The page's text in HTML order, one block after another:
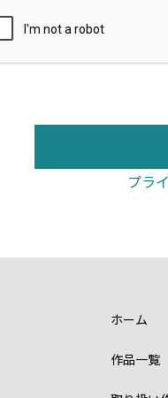
プラ
ホーム
作品一覧